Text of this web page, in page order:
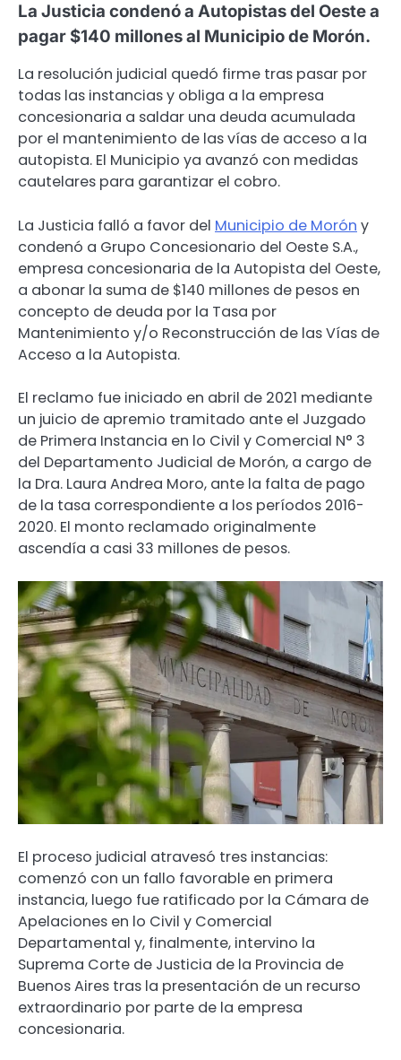
La Justicia condenó a Autopistas del Oeste a
pagar $140 millones al Municipio de Morón.
La resolución judicial quedó firme tras pasar por
todas las instancias y obliga a la empresa
concesionaria a saldar una deuda acumulada
por el mantenimiento de las vías de acceso a la
autopista. El Municipio ya avanzó con medidas
cautelares para garantizar el cobro.
La Justicia falló a favor del Municipio de Morón y
condenó a Grupo Concesionario del Oeste S.A.,
empresa concesionaria de la Autopista del Oeste,
a abonar la suma de $140 millones de pesos en
concepto de deuda por la Tasa por
Mantenimiento y/o Reconstrucción de las Vías de
Acceso a la Autopista.
El reclamo fue iniciado en abril de 2021 mediante
un juicio de apremio tramitado ante el Juzgado
de Primera Instancia en lo Civil y Comercial N° 3
del Departamento Judicial de Morón, a cargo de
la Dra. Laura Andrea Moro, ante la falta de pago
de la tasa correspondiente a los períodos 2016-
2020. El monto reclamado originalmente
ascendía a casi 33 millones de pesos.
El proceso judicial atravesó tres instancias:
comenzó con un fallo favorable en primera
instancia, luego fue ratificado por la Cámara de
Apelaciones en lo Civil y Comercial
Departamental y, finalmente, intervino la
Suprema Corte de Justicia de la Provincia de
Buenos Aires tras la presentación de un recurso
extraordinario por parte de la empresa
concesionaria.